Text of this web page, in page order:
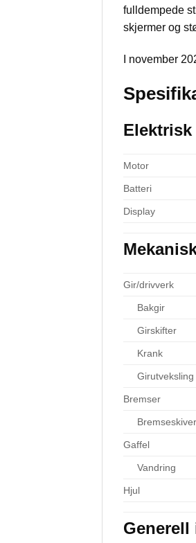
fulldempede
skjermer og
I november
Elektrisk
Motor
Batteri
Display
Gir/drivverk
Bakgir
Girskifter
Krank
Girutveksling
Bremser
Bremseskiver
Gaffel
Vandring
Hjul